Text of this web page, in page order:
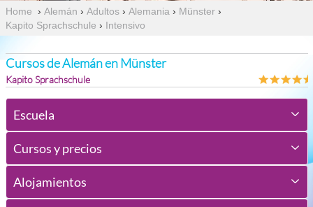
Home › Alemán › Adultos › Alemania › Münster ›
Kapito Sprachschule › Intensivo
Cursos de Alemán en Münster
Kapito Sprachschule
Escuela
Cursos y precios
Alojamientos